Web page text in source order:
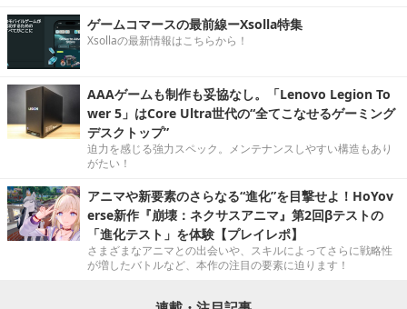
ゲームコマースの最前線ーXsolla特集
Xsollaの最新情報はこちらから！
AAAゲームも制作も妥協なし。「Lenovo Legion To
wer 5」はCore Ultra世代の“全てこなせるゲーミング
デスクトップ”
迫力を感じる強力スペック。メンテナンスしやすい構造もあり
がたい！
アニマや新要素のさらなる“進化”を目撃せよ！HoYov
erse新作『崩壊：ネクサスアニマ』第2回βテストの
「進化テスト」を体験【プレイレポ】
さまざまなアニマとの出会いや、スキルによってさらに戦略性
が増したバトルなど、本作の注目の要素に迫ります！